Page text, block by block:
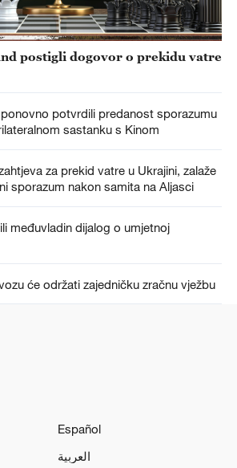
postigli dogovor o prekidu vatre
potvrdili predanost sporazumu
sastanku s Kinom
za prekid vatre u Ukrajini, zalaže
sporazum nakon samita na Aljasci
međuvladin dijalog o umjetnoj
će održati zajedničku zračnu vježbu
Español
العربية